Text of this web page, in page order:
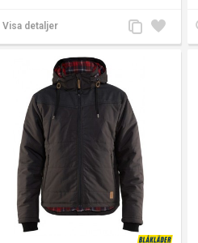
Visa detaljer
Lägg
till i
Lägg
till